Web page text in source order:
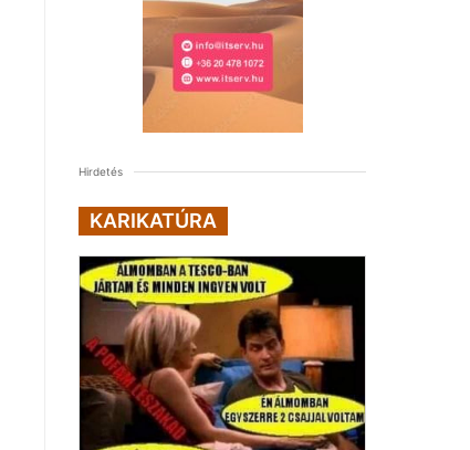
Hirdetés
KARIKATÚRA